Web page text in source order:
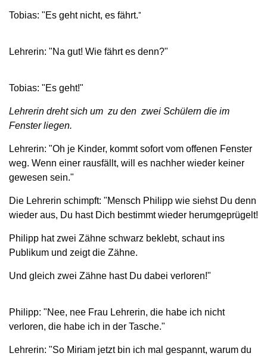
Tobias: "Es geht nicht, es fährt."
Lehrerin: "Na gut! Wie fährt es denn?"
Tobias: "Es geht!"
Lehrerin dreht sich um zu den zwei Schülern die im
Fenster liegen.
Lehrerin: "Oh je Kinder, kommt sofort vom offenen Fenster
weg. Wenn einer rausfällt, will es nachher wieder keiner
gewesen sein."
Die Lehrerin schimpft: "Mensch Philipp wie siehst Du denn
wieder aus, Du hast Dich bestimmt wieder herumgeprügelt!
Philipp hat zwei Zähne schwarz beklebt, schaut ins
Publikum und zeigt die Zähne.
Und gleich zwei Zähne hast Du dabei verloren!"
Philipp: "Nee, nee Frau Lehrerin, die habe ich nicht
verloren, die habe ich in der Tasche."
Lehrerin: "So Miriam jetzt bin ich mal gespannt, warum du